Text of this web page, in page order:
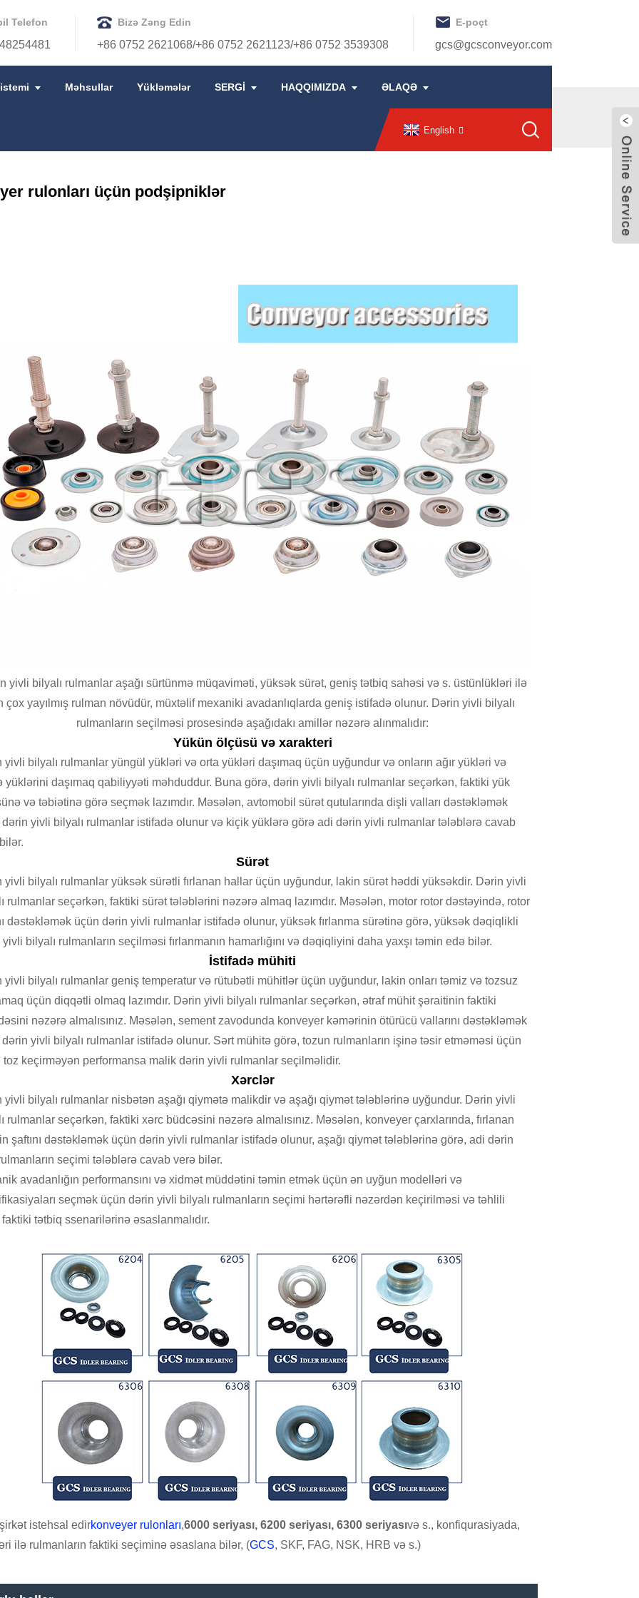
Telefon Bizə Zəng Edin
+86 0752 2621068/+86 0752 2621123/+86 0752 3539308
E-poçt
gcs@gcsconveyor.com
Məhsullar Yükləmələr SERGİ HAQQIMIZDA ƏLAQƏ
English
rulonları üçün podşipniklər
yivli bilyalı rulmanlar aşağı sürtünmə müqaviməti, yüksək sürət, geniş tətbiq sahəsi və s. üstünlükləri ilə
çox yayılmış rulman növüdür, müxtəlif mexaniki avadanlıqlarda geniş istifadə olunur. Dərin yivli bilyalı
rulmanların seçilməsi prosesində aşağıdakı amillər nəzərə alınmalıdır:
Yükün ölçüsü və xarakteri
yivli bilyalı rulmanlar yüngül yükləri və orta yükləri daşımaq üçün uyğundur və onların ağır yükləri və
yüklərini daşımaq qabiliyyəti məhduddur. Buna görə, dərin yivli bilyalı rulmanlar seçərkən, faktiki yük
və təbiətinə görə seçmək lazımdır. Məsələn, avtomobil sürət qutularında dişli valları dəstəkləmək
yivli bilyalı rulmanlar istifadə olunur və kiçik yüklərə görə adi dərin yivli rulmanlar tələblərə cavab
Sürət
yivli bilyalı rulmanlar yüksək sürətli fırlanan hallar üçün uyğundur, lakin sürət həddi yüksəkdir. Dərin yivli
rulmanlar seçərkən, faktiki sürət tələblərini nəzərə almaq lazımdır. Məsələn, motor rotor dəstəyində, rotor
dəstəkləmək üçün dərin yivli rulmanlar istifadə olunur, yüksək fırlanma sürətinə görə, yüksək dəqiqlikli
bilyalı rulmanların seçilməsi fırlanmanın hamarlığını və dəqiqliyini daha yaxşı təmin edə bilər.
İstifadə mühiti
yivli bilyalı rulmanlar geniş temperatur və rütubətli mühitlər üçün uyğundur, lakin onları təmiz və tozsuz
üçün diqqətli olmaq lazımdır. Dərin yivli bilyalı rulmanlar seçərkən, ətraf mühit şəraitinin faktiki
nəzərə almalısınız. Məsələn, sement zavodunda konveyer kəmərinin ötürücü vallarını dəstəkləmək
yivli bilyalı rulmanlar istifadə olunur. Sərt mühitə görə, tozun rulmanların işinə təsir etməməsi üçün
toz keçirməyən performansa malik dərin yivli rulmanlar seçilməlidir.
Xərclər
yivli bilyalı rulmanlar nisbətən aşağı qiymətə malikdir və aşağı qiymət tələblərinə uyğundur. Dərin yivli
rulmanlar seçərkən, faktiki xərc büdcəsini nəzərə almalısınız. Məsələn, konveyer çarxlarında, fırlanan
şaftını dəstəkləmək üçün dərin yivli rulmanlar istifadə olunur, aşağı qiymət tələblərinə görə, adi dərin
seçimi tələblərə cavab verə bilər.
avadanlığın performansını və xidmət müddətini təmin etmək üçün ən uyğun modelləri və
seçmək üçün dərin yivli bilyalı rulmanların seçimi hərtərəfli nəzərdən keçirilməsi və təhlili
tətbiq ssenarilərinə əsaslanmalıdır.
şirkət istehsal edirkonveyer rulonları,6000 seriyası, 6200 seriyası, 6300 seriyasıvə s., konfiqurasiyada,
ilə rulmanların faktiki seçiminə əsaslana bilər, (GCS, SKF, FAG, NSK, HRB və s.)